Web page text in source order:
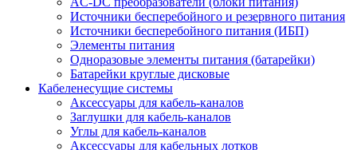
Источники бесперебойного и резервного питания
Источники бесперебойного питания (ИБП)
Элементы питания
Одноразовые элементы питания (батарейки)
Батарейки круглые дисковые
Кабеленесущие системы
Аксессуары для кабель-каналов
Заглушки для кабель-каналов
Углы для кабель-каналов
Аксессуары для кабельных лотков